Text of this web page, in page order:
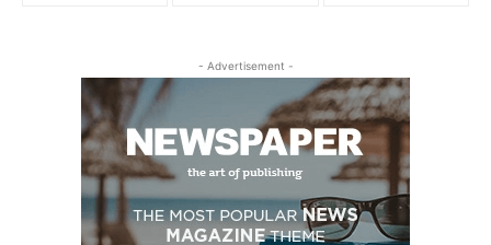
- Advertisement -